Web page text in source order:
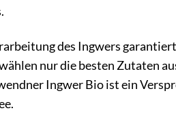
des Ingwers
nur die besten Zutaten
Ingwer Bio ist ein